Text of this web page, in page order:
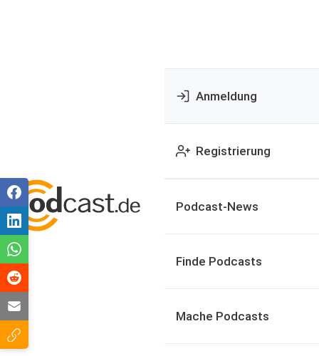
Anmeldung
Registrierung
Podcast-News
Finde Podcasts
Mache Podcasts